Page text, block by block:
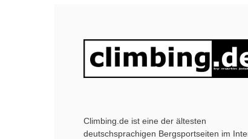
Climbing.de ist eine der ältesten
deutschsprachigen Bergsportseiten im